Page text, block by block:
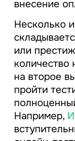
внесение
Несколько
или
количество
на второе
пройти
Например,